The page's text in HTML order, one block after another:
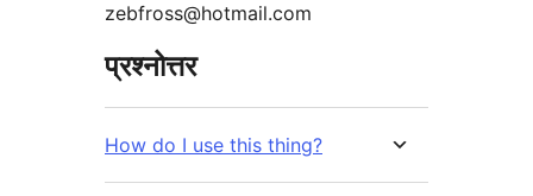
zebfross@hotmail.com
प्रश्नोत्तर
How do I use this thing?